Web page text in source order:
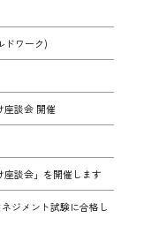
ドワーク)
座談会 開催
座談会」を開催します
ジメント試験に合格し